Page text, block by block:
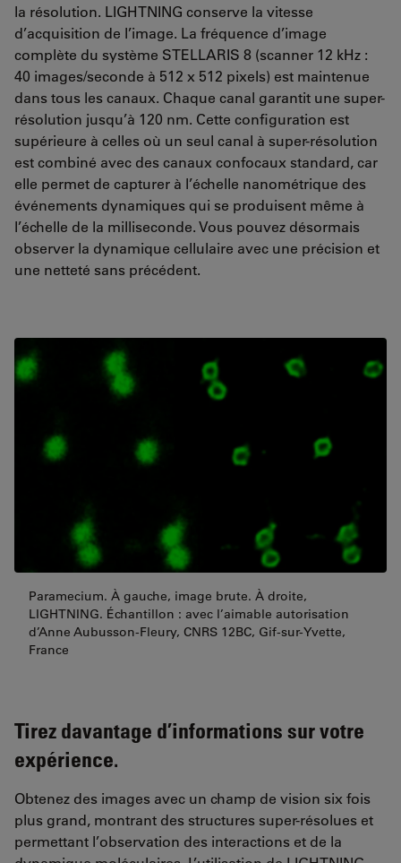
la résolution. LIGHTNING conserve la vitesse
d’acquisition de l’image. La fréquence d’image
complète du système STELLARIS 8 (scanner 12 kHz :
40 images/seconde à 512 x 512 pixels) est maintenue
dans tous les canaux. Chaque canal garantit une super-
résolution jusqu’à 120 nm. Cette configuration est
supérieure à celles où un seul canal à super-résolution
est combiné avec des canaux confocaux standard, car
elle permet de capturer à l’échelle nanométrique des
événements dynamiques qui se produisent même à
l’échelle de la milliseconde. Vous pouvez désormais
observer la dynamique cellulaire avec une précision et
une netteté sans précédent.
Paramecium. À gauche, image brute. À droite,
LIGHTNING. Échantillon : avec l’aimable autorisation
d’Anne Aubusson-Fleury, CNRS 12BC, Gif-sur-Yvette,
France
Tirez davantage d’informations sur votre
expérience.
Obtenez des images avec un champ de vision six fois
plus grand, montrant des structures super-résolues et
permettant l’observation des interactions et de la